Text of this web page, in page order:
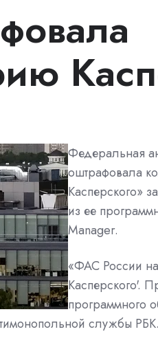
Федеральная
оштрафовала
Касперского»
из ее
Manager.
«ФАС России
Касперского'.
программного
службы РБК.